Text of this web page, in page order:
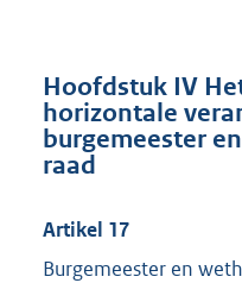
Hoofdstuk IV
horizontale
burgemeester
raad
Artikel 17
Burgemeester en